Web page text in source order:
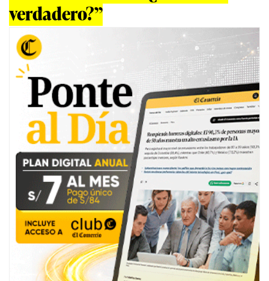
verdadero?”